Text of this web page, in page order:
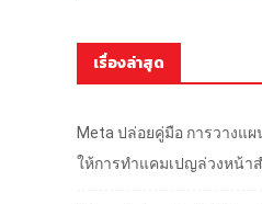
เรื่องล่าสุด
Meta ปล่อยคู่มือ การวางแ
ให้การทำแคมเปญล่วงหน้า